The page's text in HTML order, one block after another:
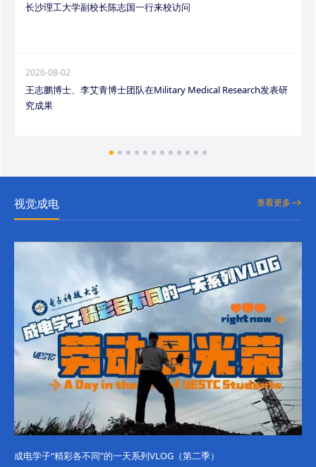
长沙理工大学副校长陈志国一行来校访问
2026-08-02
王志鹏博士、李艾青博士团队在Military Medical Research发表研
究成果
视觉成电 查看更多
成电学子“精彩各不同”的一天系列VLOG（第二季）